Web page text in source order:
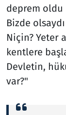
deprem oldu
Bizde
Niçin? Yeter
kentlere
Devletin,
var?"